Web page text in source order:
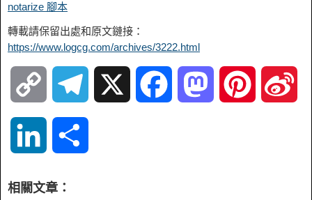
notarize 腳本
轉載請保留出處和原文鏈接：
https://www.logcg.com/archives/3222.html
o
y
相關文章：